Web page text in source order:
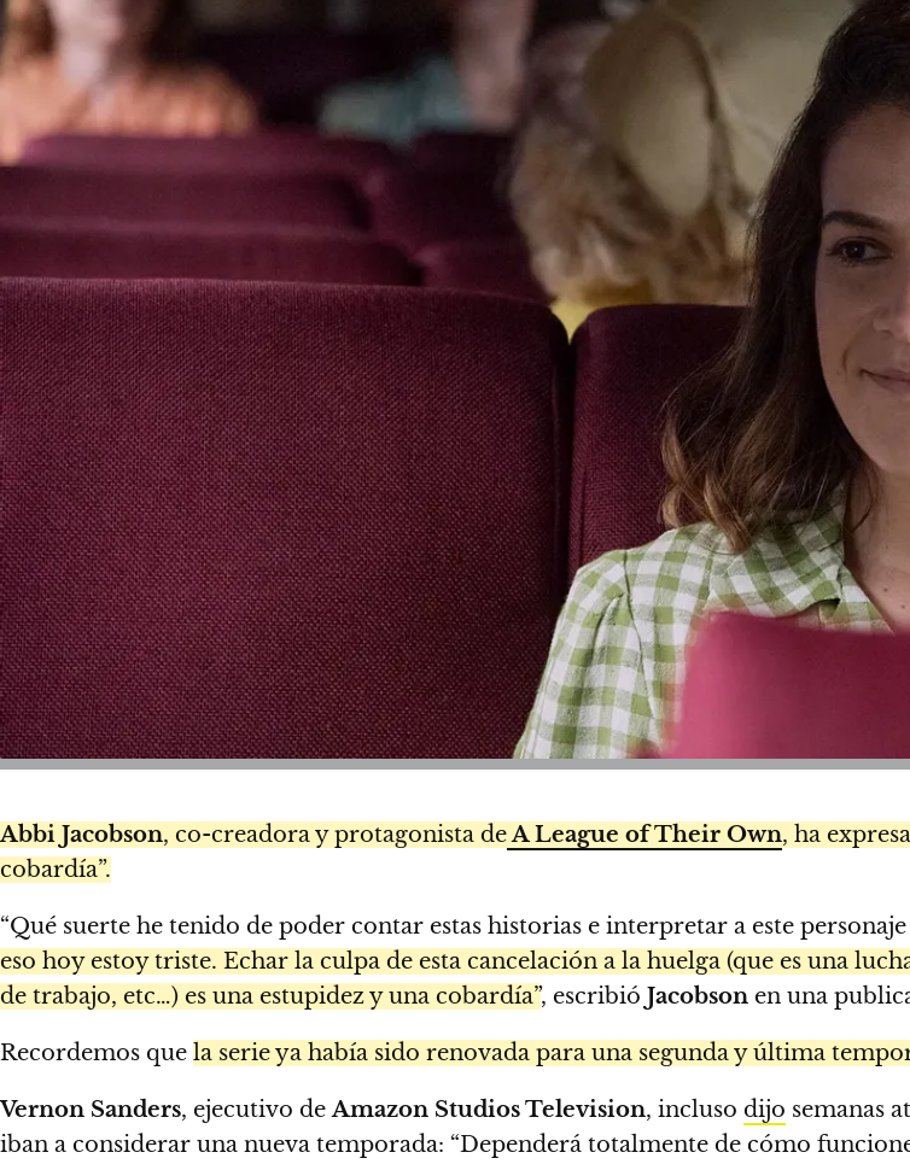
Abbi Jacobson, co-creadora y protagonista deA League of Their Own, ha
cobardía”.
“Qué suerte he tenido de poder contar estas historias e interpretar a este
eso hoy estoy triste. Echar la culpa de esta cancelación a la huelga (que es una
de trabajo, etc…) es una estupidez y una cobardía”, escribió Jacobson en una
Recordemos que la serie ya había sido renovada para una segunda y última
Vernon Sanders, ejecutivo deAmazon Studios Television, incluso dijo semanas
iban a considerar una nueva temporada: “Dependerá totalmente de cómo